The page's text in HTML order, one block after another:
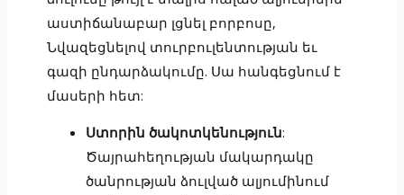
աստիճանաբար լցնել բորբոսը,
Նվազեցնելով տուրբուլենտության եւ
գազի ընդարձակումը. Սա հանգեցնում է
մասերի հետ:
Ստորին ծակոտկենություն:
Ծայրահեղության մակարդակը
ծանրության ձուլված ալյումինում